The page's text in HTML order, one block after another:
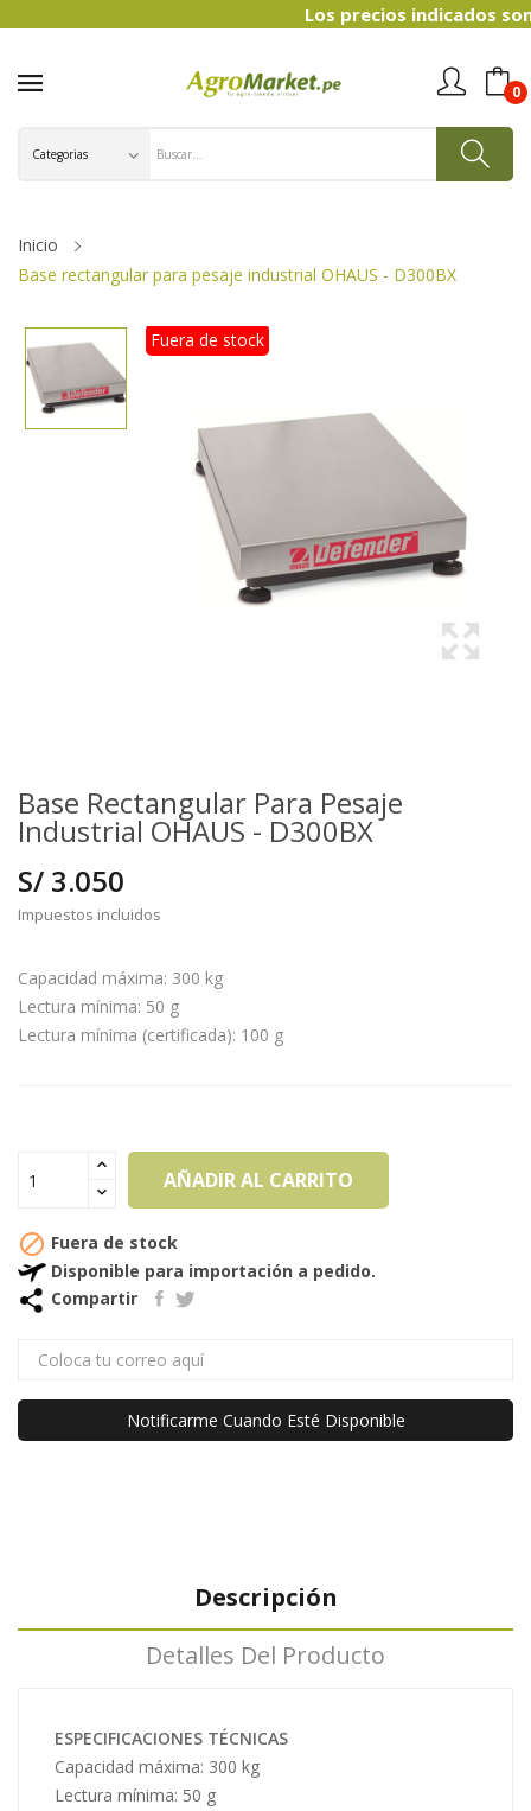
Los precios indicados son
0
Inicio
Base rectangular para pesaje industrial OHAUS - D300BX
Fuera de stock
Base Rectangular Para Pesaje
Industrial OHAUS - D300BX
S/ 3.050
Impuestos incluidos
Capacidad máxima: 300 kg
Lectura mínima: 50 g
Lectura mínima (certificada): 100 g
AÑADIR AL CARRITO
 Fuera de stock
Disponible para importación a pedido.
Compartir
Notificarme Cuando Esté Disponible
Descripción
Detalles Del Producto
ESPECIFICACIONES TÉCNICAS
Capacidad máxima: 300 kg
Lectura mínima: 50 g